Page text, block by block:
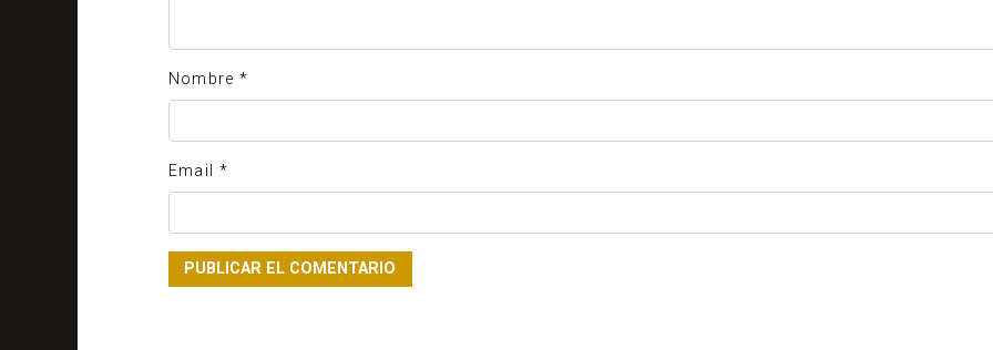
Nombre *
Email *